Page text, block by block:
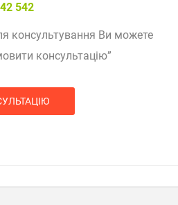
542
консультування Ви можете
консультацію”